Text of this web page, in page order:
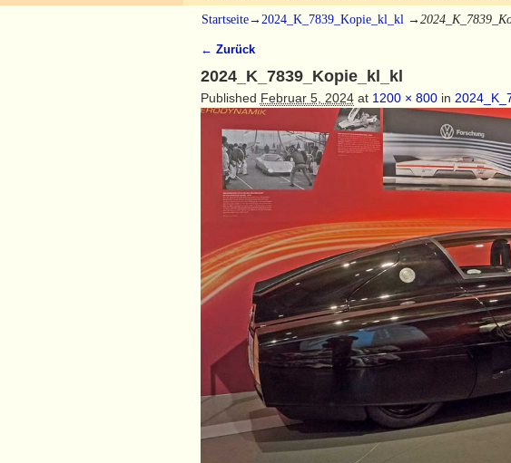
Startseite→ 2024_K_7839_Kopie_kl_kl →
← Zurück
2024_K_7839_Kopie_kl_kl
Published Februar 5, 2024at 1200 × 800in